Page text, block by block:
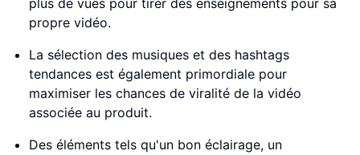
plus de vues pour tirer des enseignements pour sa
propre vidéo.
La sélection des musiques et des hashtags
tendances est également primordiale pour
maximiser les chances de viralité de la vidéo
associée au produit.
Des éléments tels qu'un bon éclairage, un